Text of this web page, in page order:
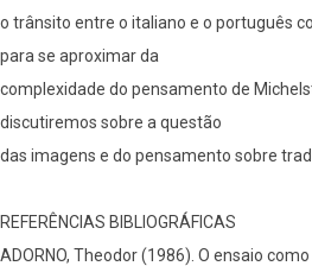
o trânsito entre o italiano e o português
para se aproximar da
complexidade do pensamento de
discutiremos sobre a questão
das imagens e do pensamento sobre
REFERÊNCIAS BIBLIOGRÁFICAS
ADORNO, Theodor (1986). O ensaio como